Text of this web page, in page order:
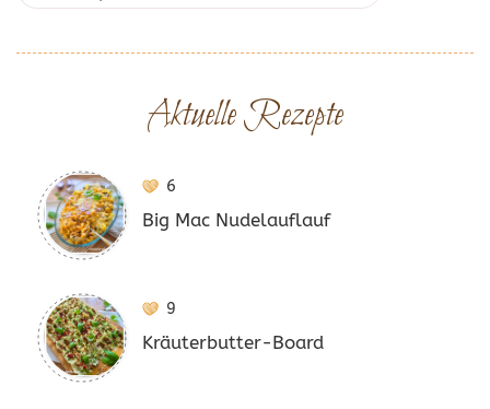
Aktuelle Rezepte
6
Big Mac Nudelauflauf
9
Kräuterbutter-Board